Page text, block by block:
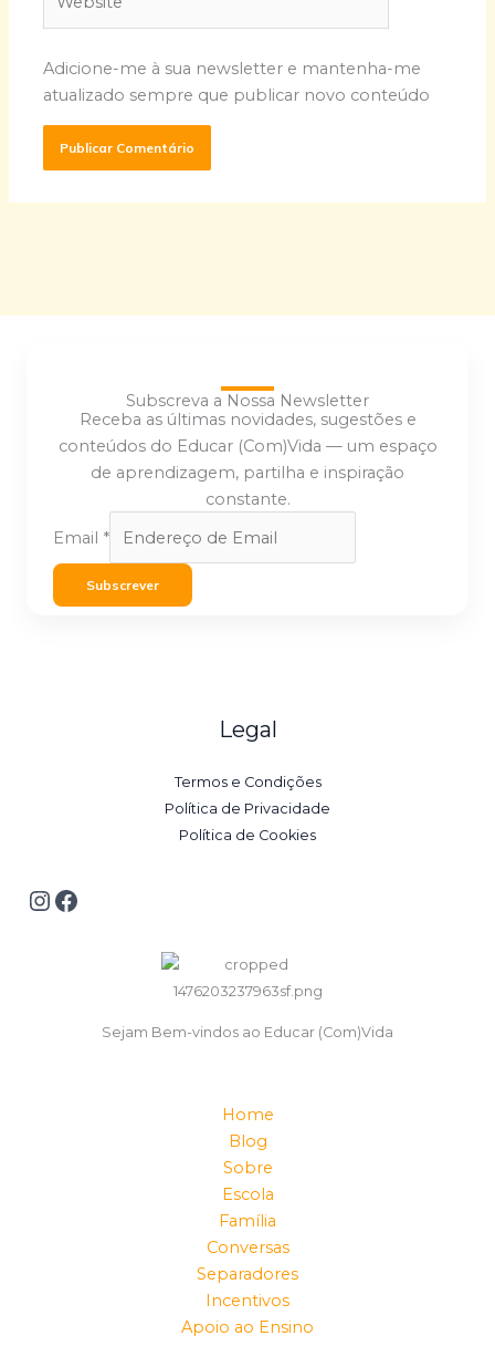
Adicione-me à sua newsletter e mantenha-me
atualizado sempre que publicar novo conteúdo
Subscreva a Nossa Newsletter
Receba as últimas novidades, sugestões e
conteúdos do Educar (Com)Vida — um espaço
de aprendizagem, partilha e inspiração
constante.
Email *
Subscrever
Legal
Termos e Condições
Política de Privacidade
Política de Cookies
Sejam Bem-vindos ao Educar (Com)Vida
Home
Blog
Sobre
Escola
Família
Conversas
Separadores
Incentivos
Apoio ao Ensino